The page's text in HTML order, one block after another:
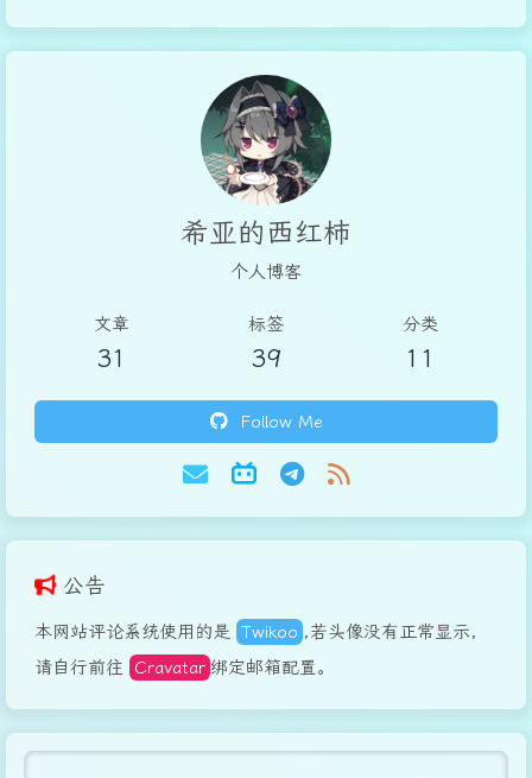
希亚的西红柿
个人博客
文章
31
标签
39
分类
11
Follow Me
公告
本网站评论系统使用的是 Twikoo ,若头像没有正常显示，
请自行前往
Cravatar 绑定邮箱配置。